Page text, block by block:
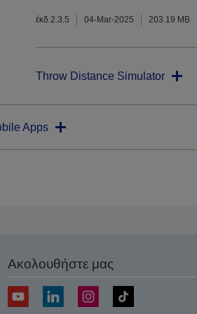
έκδ.2.3.5 04-Mar-2025 203.19 MB
Throw Distance Simulator
Apps
Ακολουθήστε μας